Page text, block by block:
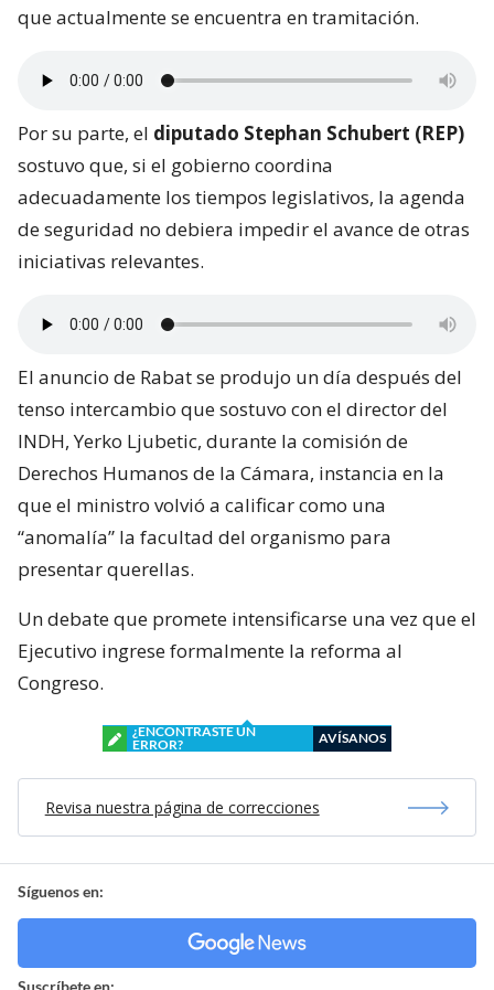
que actualmente se encuentra en tramitación.
Por su parte, el diputado Stephan Schubert (REP)
sostuvo que, si el gobierno coordina
adecuadamente los tiempos legislativos, la agenda
de seguridad no debiera impedir el avance de otras
iniciativas relevantes.
El anuncio de Rabat se produjo un día después del
tenso intercambio que sostuvo con el director del
INDH, Yerko Ljubetic, durante la comisión de
Derechos Humanos de la Cámara, instancia en la
que el ministro volvió a calificar como una
“anomalía” la facultad del organismo para
presentar querellas.
Un debate que promete intensificarse una vez que el
Ejecutivo ingrese formalmente la reforma al
Congreso.
¿ENCONTRASTE UN
ERROR?
AVÍSANOS
Revisa nuestra página de correcciones
Síguenos en: